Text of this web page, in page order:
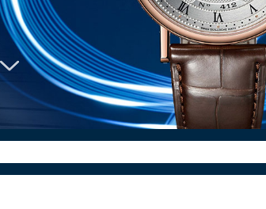
澳门、台湾全部区域（非大陆需加拨“+86”）